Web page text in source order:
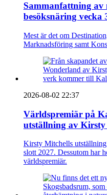
Sammanfattning av
besöksnäring vecka
Mest är det om
Marknadsföring samt
2026-08-02 22:37
Världspremiär på
utställning av
Kirsty Mitchells
slott 2027. Dessutom har
världspremiär.